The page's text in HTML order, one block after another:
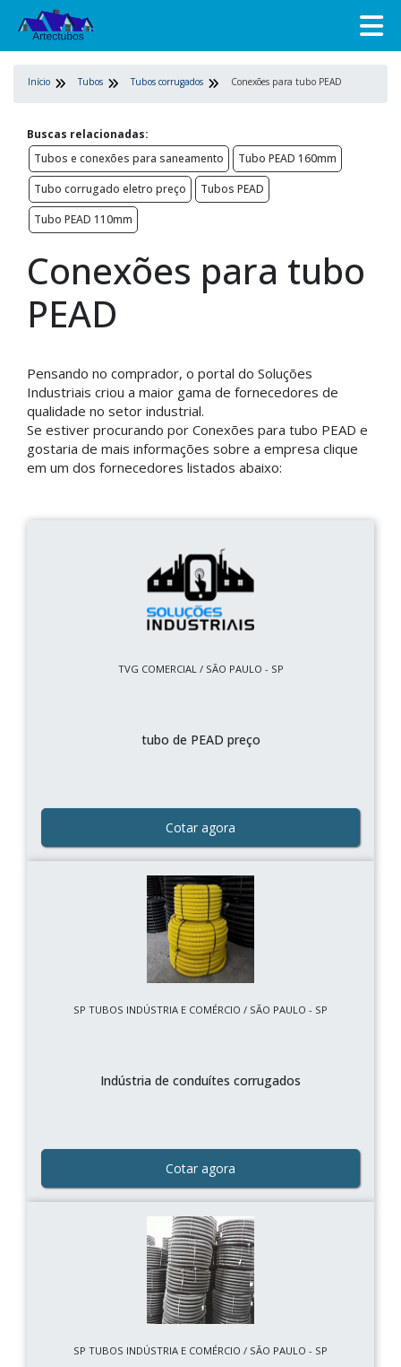
Início Tubos Tubos corrugados Conexões para tubo PEAD
Buscas relacionadas:
Tubos e conexões para saneamento
Tubo PEAD 160mm
Tubo corrugado eletro preço
Tubos PEAD
Tubo PEAD 110mm
Conexões para tubo
PEAD
Pensando no comprador, o portal do Soluções
Industriais criou a maior gama de fornecedores de
qualidade no setor industrial.
Se estiver procurando por Conexões para tubo PEAD e
gostaria de mais informações sobre a empresa clique
em um dos fornecedores listados abaixo:
TVG COMERCIAL / SÃO PAULO - SP
tubo de PEAD preço
Cotar agora
SP TUBOS INDÚSTRIA E COMÉRCIO / SÃO PAULO - SP
Indústria de conduítes corrugados
Cotar agora
SP TUBOS INDÚSTRIA E COMÉRCIO / SÃO PAULO - SP